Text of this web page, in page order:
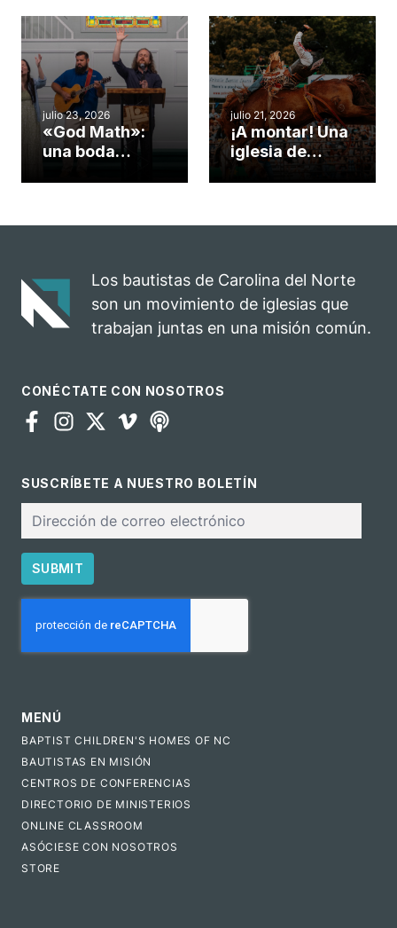
Cary se
convirtió en un
insólito campo
misionero te
cuento
obra de Dios
durante la
Semana
ServeNC
julio 23, 2026
«God Math»:
una boda
celebra el
julio 21, 2026
¡A montar! Una
iglesia de
rodeo anual en
para el
ministerio
Los bautistas de Carolina del Norte
son un movimiento de iglesias que
trabajan juntas en una misión común.
CONÉCTATE CON NOSOTROS
SUSCRÍBETE A NUESTRO BOLETÍN
Correo
electrónico
SUBMIT
CAPTCHA
MENÚ
BAPTIST CHILDREN'S HOMES OF NC
BAUTISTAS EN MISIÓN
CENTROS DE CONFERENCIAS
DIRECTORIO DE MINISTERIOS
ONLINE CLASSROOM
ASÓCIESE CON NOSOTROS
STORE